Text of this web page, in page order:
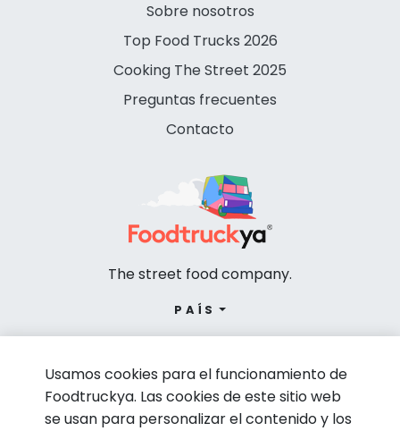
Sobre nosotros
Top Food Trucks 2026
Cooking The Street 2025
Preguntas frecuentes
Contacto
The street food company.
PAÍS
Usamos cookies para el funcionamiento de
Foodtruckya. Las cookies de este sitio web
se usan para personalizar el contenido y los